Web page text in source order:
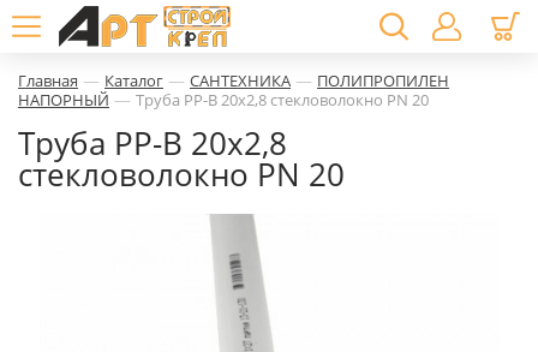
Главная — Каталог — САНТЕХНИКА — ПОЛИПРОПИЛЕН
НАПОРНЫЙ — Труба PP-В 20х2,8 стекловолокно PN 20
Труба PP-В 20х2,8
стекловолокно PN 20